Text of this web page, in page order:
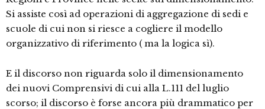
Si assiste così ad operazioni di aggregazione di sedi e
scuole di cui non si riesce a cogliere il modello
organizzativo di riferimento ( ma la logica sì).
E il discorso non riguarda solo il dimensionamento
dei nuovi Comprensivi di cui alla L.111 del luglio
scorso; il discorso è forse ancora più drammatico per